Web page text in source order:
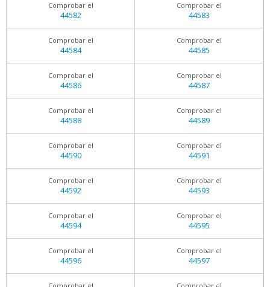
Comprobar el
44582
Comprobar el
44583
Comprobar el
44584
Comprobar el
44585
Comprobar el
44586
Comprobar el
44587
Comprobar el
44588
Comprobar el
44589
Comprobar el
44590
Comprobar el
44591
Comprobar el
44592
Comprobar el
44593
Comprobar el
44594
Comprobar el
44595
Comprobar el
44596
Comprobar el
44597